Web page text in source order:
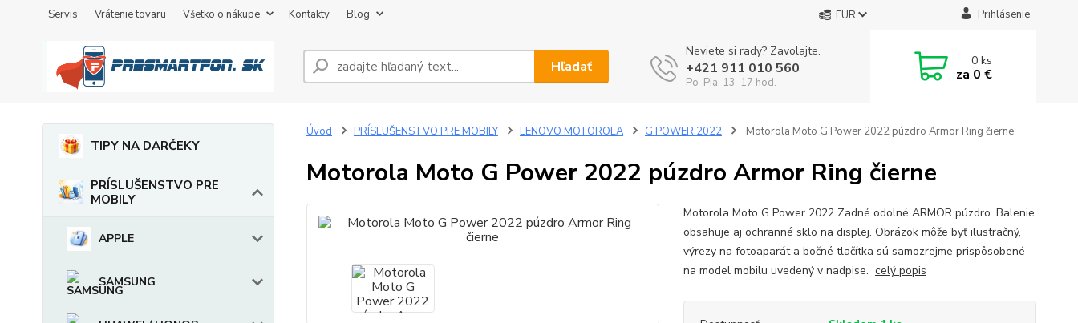
Servis Vrátenie tovaru Všetko o nákupe Kontakty Blog EUR Prihlásenie
Hľadať
Neviete si rady? Zavolajte.
+421 911 010 560
Po-Pia, 13-17 hod.
0ks
za 0 €
TIPY NA DARČEKY
PRÍSLUŠENSTVO PRE
MOBILY
APPLE
SAMSUNG
Úvod PRÍSLUŠENSTVO PRE MOBILY LENOVO MOTOROLA G POWER 2022 Motorola Moto G Power 2022 púzdro Armor Ring čierne
Motorola Moto G Power 2022 púzdro Armor Ring čierne
Motorola Moto G Power 2022 Zadné odolné ARMOR púzdro. Balenie
obsahuje aj ochranné sklo na displej. Obrázok môže byť ilustračný,
výrezy na fotoaparát a bočné tlačítka sú samozrejme prispôsobené
na model mobilu uvedený v nadpise. celý popis